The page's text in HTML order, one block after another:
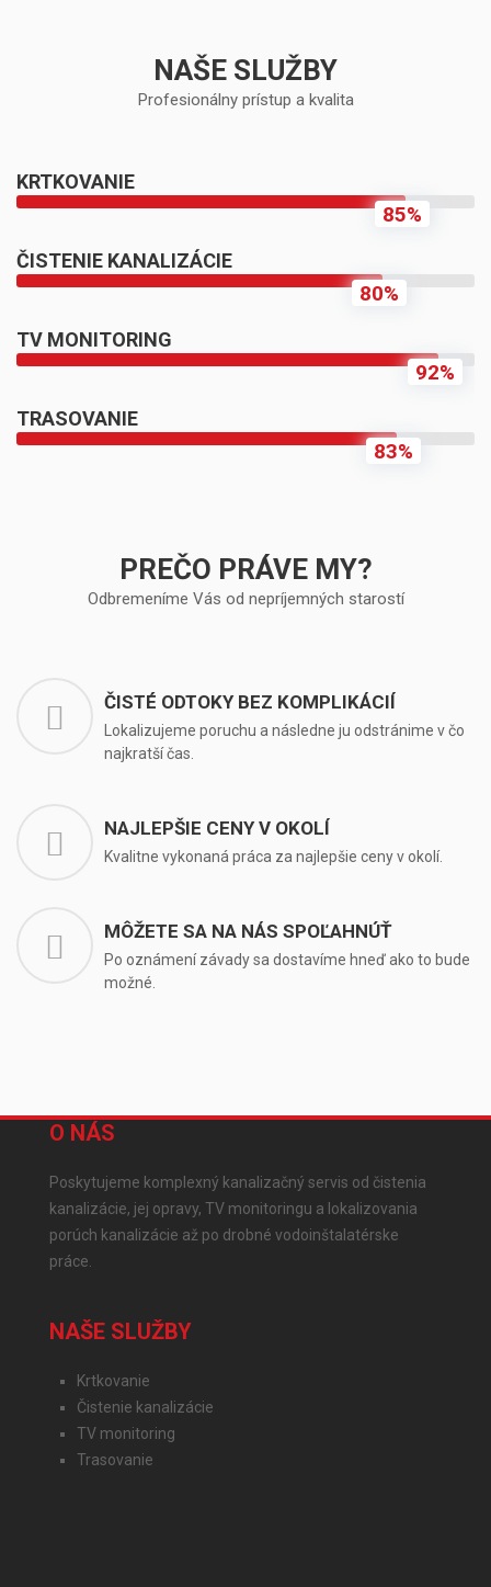
NAŠE SLUŽBY
Profesionálny prístup a kvalita
KRTKOVANIE
85%
ČISTENIE KANALIZÁCIE
80%
TV MONITORING
92%
TRASOVANIE
83%
PREČO PRÁVE MY?
Odbremeníme Vás od nepríjemných starostí
ČISTÉ ODTOKY BEZ KOMPLIKÁCIÍ
Lokalizujeme poruchu a následne ju odstránime v čo
najkratší čas.
NAJLEPŠIE CENY V OKOLÍ
Kvalitne vykonaná práca za najlepšie ceny v okolí.
MÔŽETE SA NA NÁS SPOĽAHNÚŤ
Po oznámení závady sa dostavíme hneď ako to bude
možné.
O NÁS
Poskytujeme komplexný kanalizačný servis od čistenia
kanalizácie, jej opravy, TV monitoringu a lokalizovania
porúch kanalizácie až po drobné vodoinštalatérske
práce.
NAŠE SLUŽBY
Krtkovanie
Čistenie kanalizácie
TV monitoring
Trasovanie